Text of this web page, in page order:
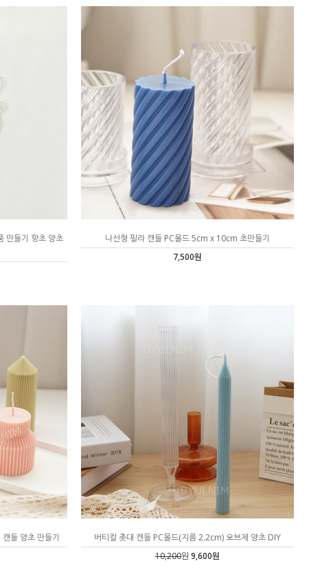
만들기 향초 양초
나선형 필라 캔들 PC몰드 5cm x 10cm 초만들기
7,500원
들 양초 만들기
버티컬 촛대 캔들 PC몰드(지름 2.2cm) 오브제 양초 DIY
10,200원 9,600원